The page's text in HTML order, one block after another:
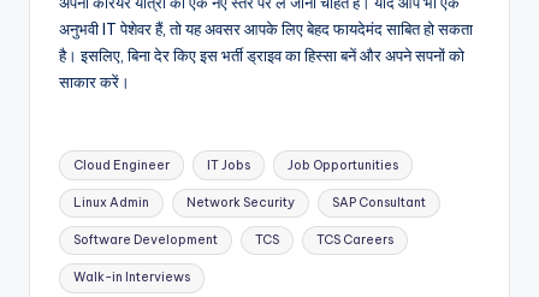
अनुभवी IT पेशेवर हैं, तो यह अवसर आपके लिए बेहद फायदेमंद साबित हो सकता
है। इसलिए, बिना देर किए इस भर्ती ड्राइव का हिस्सा बनें और अपने सपनों को
साकार करें।
Tags:
Cloud Engineer IT Jobs Job Opportunities
Linux Admin Network Security SAP Consultant
Software Development TCS TCS Careers
Walk-in Interviews